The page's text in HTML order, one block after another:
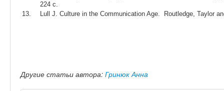
224 с.
Lull J. Culture in the Communication Age. Routledge, Taylor
Другие статьи автора: Гринюк Анна